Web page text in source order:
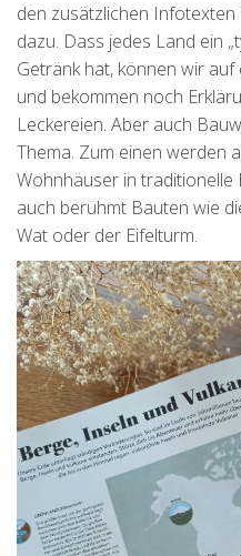
den zusätzlichen
dazu. Dass jedes Land ein
Getränk hat, können wir
und bekommen noch
Leckereien. Aber auch
Thema. Zum einen werden
Wohnhäuser in
auch berühmt Bauten wie
Wat oder der Eifelturm.